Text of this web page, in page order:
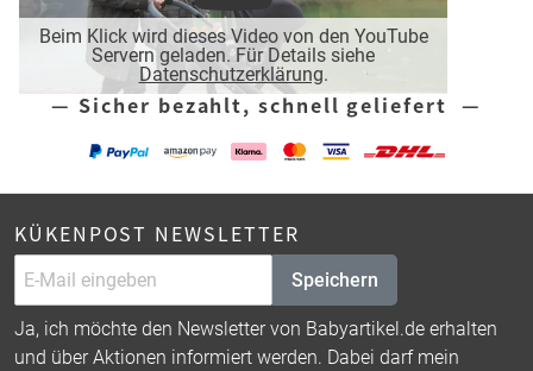
Beim Klick wird dieses Video von den YouTube
Servern geladen. Für Details siehe
Datenschutzerklärung.
— Sicher bezahlt, schnell geliefert —
KÜKENPOST NEWSLETTER
Speichern
Ja, ich möchte den Newsletter von Babyartikel.de erhalten
und über Aktionen informiert werden. Dabei darf mein